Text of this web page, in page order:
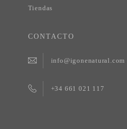
Tiendas
CONTACTO
info@igonenatural.com
+34 661 021 117